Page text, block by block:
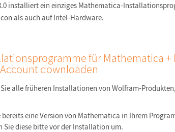
installiert ein einziges Mathematica-
als auch auf Intel-Hardware.
für Mathematica
downloaden
alle früheren Installationen von Wolfram-
bereits eine Version von Mathematica in Ihrem
Sie diese bitte vor der Installation um.